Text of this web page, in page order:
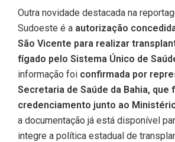
Outra novidade destacada na
Sudoeste é a autorização
São Vicente para realizar
fígado pelo Sistema Único de
informação foi confirmada por
Secretaria de Saúde da Bahia, que
credenciamento junto ao
a documentação já está disponível
integre a política estadual de